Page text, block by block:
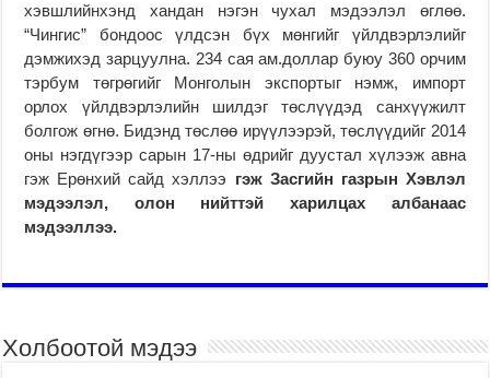
хэвшлийнхэнд хандан нэгэн чухал мэдээлэл өглөө.
“Чингис” бондоос үлдсэн бүх мөнгийг үйлдвэрлэлийг
дэмжихэд зарцуулна. 234 сая ам.доллар буюу 360 орчим
тэрбум төгрөгийг Монголын экспортыг нэмж, импорт
орлох үйлдвэрлэлийн шилдэг төслүүдэд санхүүжилт
болгож өгнө. Бидэнд төслөө ирүүлээрэй, төслүүдийг 2014
оны нэгдүгээр сарын 17-ны өдрийг дуустал хүлээж авна
гэж Ерөнхий сайд хэллээ гэж Засгийн газрын Хэвлэл
мэдээлэл, олон нийттэй харилцах албанаас
мэдээллээ.
Холбоотой мэдээ